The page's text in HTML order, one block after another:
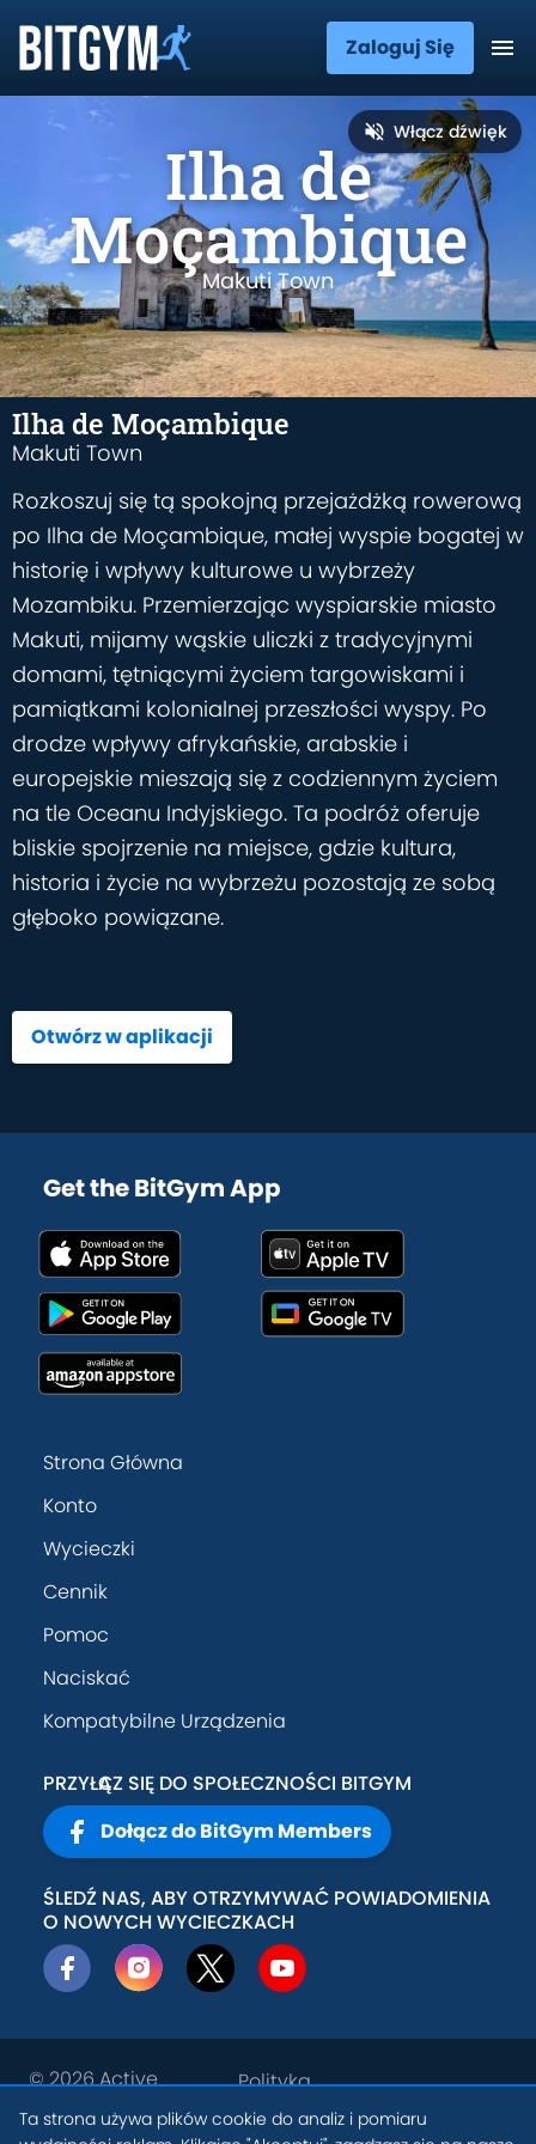
Zaloguj Się
Włącz dźwięk
Ilha de
Moçambique
Makuti Town
Ilha de Moçambique
Makuti Town
Rozkoszuj się tą spokojną przejażdżką rowerową
po Ilha de Moçambique, małej wyspie bogatej w
historię i wpływy kulturowe u wybrzeży
Mozambiku. Przemierzając wyspiarskie miasto
Makuti, mijamy wąskie uliczki z tradycyjnymi
domami, tętniącymi życiem targowiskami i
pamiątkami kolonialnej przeszłości wyspy. Po
drodze wpływy afrykańskie, arabskie i
europejskie mieszają się z codziennym życiem
na tle Oceanu Indyjskiego. Ta podróż oferuje
bliskie spojrzenie na miejsce, gdzie kultura,
historia i życie na wybrzeżu pozostają ze sobą
głęboko powiązane.
Otwórz w aplikacji
Get the BitGym App
Strona Główna
Konto
Wycieczki
Cennik
Pomoc
Naciskać
Kompatybilne Urządzenia
PRZYŁĄCZ SIĘ DO SPOŁECZNOŚCI BITGYM
Dołącz do BitGym Members
ŚLEDŹ NAS, ABY OTRZYMYWAĆ POWIADOMIENIA
O NOWYCH WYCIECZKACH
© 2026Active
Polityka
prywatności
Ta strona używa plików cookie do analiz i pomiaru